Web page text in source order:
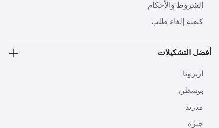
الشروط والأحكام
كيفية إلغاء طلب
أفضل التشكيلات
أريزونا
بوسطن
مدريد
جيزة